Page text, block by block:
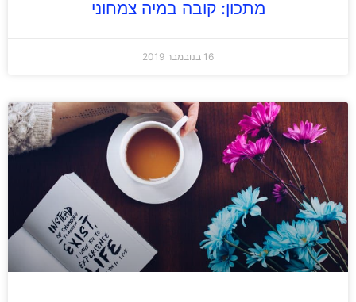
מתכון: קובה במיה צמחוני
16 בנובמבר 2019